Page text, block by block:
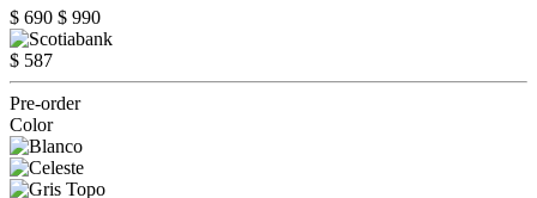
$ 690 $ 990
$ 587
Pre-order
Color